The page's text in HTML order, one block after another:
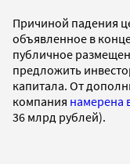
Причиной падения
объявленное в
публичное
предложить
капитала. От
компания намерена
36 млрд рублей).